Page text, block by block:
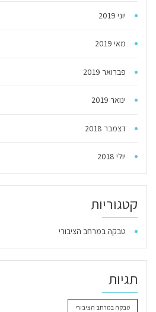
יוני 2019
מאי 2019
פברואר 2019
ינואר 2019
דצמבר 2018
יולי 2018
קטגוריות
טבקה במרחב הציבורי
תגיות
טבקה במרחב הציבורי